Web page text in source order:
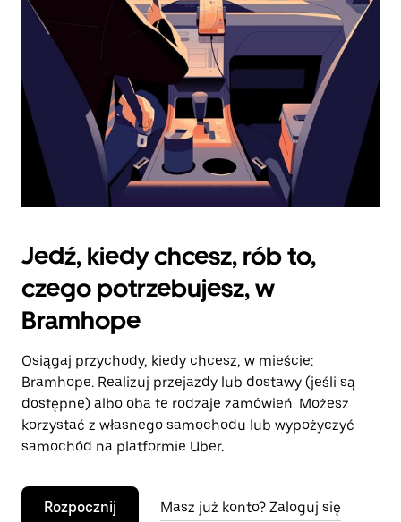
kalendarz.
Jedź, kiedy chcesz, rób to,
czego potrzebujesz, w
Bramhope
Osiągaj przychody, kiedy chcesz, w mieście:
Bramhope. Realizuj przejazdy lub dostawy (jeśli są
dostępne) albo oba te rodzaje zamówień. Możesz
korzystać z własnego samochodu lub wypożyczyć
samochód na platformie Uber.
Rozpocznij Masz już konto? Zaloguj się